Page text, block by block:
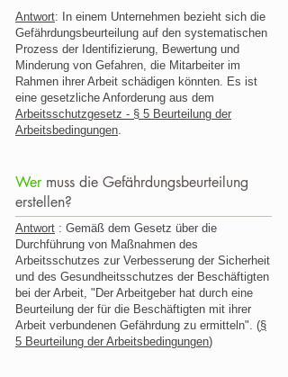
Antwort: In einem Unternehmen bezieht sich die
Gefährdungsbeurteilung auf den systematischen
Prozess der Identifizierung, Bewertung und
Minderung von Gefahren, die Mitarbeiter im
Rahmen ihrer Arbeit schädigen könnten. Es ist
eine gesetzliche Anforderung aus dem
Arbeitsschutzgesetz - § 5 Beurteilung der
Arbeitsbedingungen.
Wermuss die Gefährdungsbeurteilung
erstellen?
Antwort : Gemäß dem Gesetz über die
Durchführung von Maßnahmen des
Arbeitsschutzes zur Verbesserung der Sicherheit
und des Gesundheitsschutzes der Beschäftigten
bei der Arbeit, "Der Arbeitgeber hat durch eine
Beurteilung der für die Beschäftigten mit ihrer
Arbeit verbundenen Gefährdung zu ermitteln". (§
5 Beurteilung der Arbeitsbedingungen)